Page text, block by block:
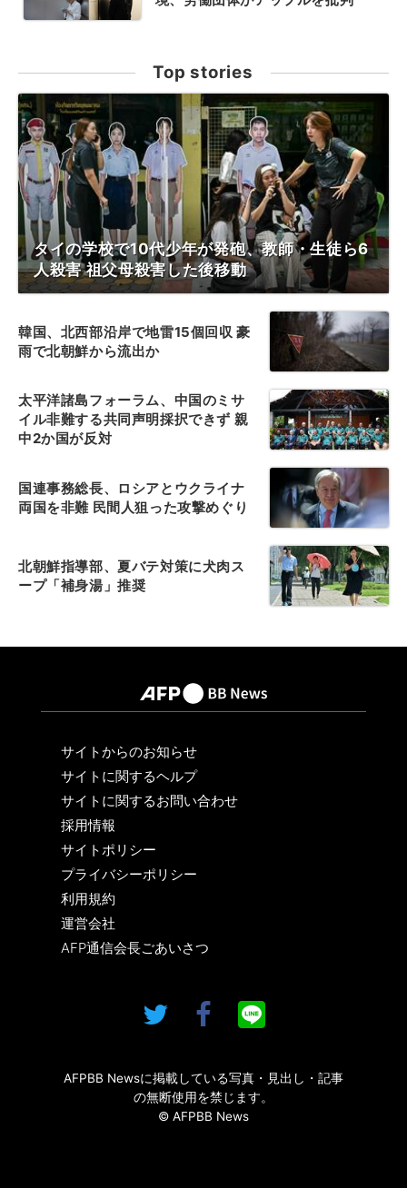
Top stories
タイの学校で10代少年が発砲、教師・生徒ら6
人殺害 祖父母殺害した後移動
韓国、北西部沿岸で地雷15個回収 豪
雨で北朝鮮から流出か
太平洋諸島フォーラム、中国のミサ
イル非難する共同声明採択できず 親
中2か国が反対
国連事務総長、ロシアとウクライナ
両国を非難 民間人狙った攻撃めぐり
北朝鮮指導部、夏バテ対策に犬肉ス
ープ「補身湯」推奨
サイトからのお知らせ
サイトに関するヘルプ
サイトに関するお問い合わせ
採用情報
サイトポリシー
プライバシーポリシー
利用規約
運営会社
AFP通信会長ごあいさつ
AFPBB Newsに掲載している写真・見出し・記事
の無断使用を禁じます。
© AFPBB News